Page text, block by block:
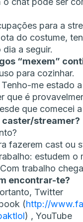
para a
do costume,
a seguir.
“mexem”
para cozinhar.
me estado
que é
que comecei a
caster/streamer?
fazerem cast ou
estudem o
trabalho
encontrar-te?
Twitter
(http://
) , YouTube